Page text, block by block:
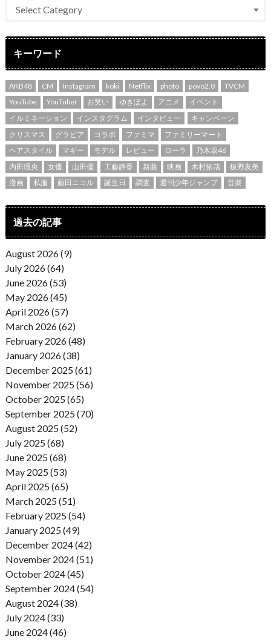
キーワード
AKB48 CM Instagram koki Netflix photo povo2.0
TVCM
YouTube
YouTuber お笑い ゆきぽよ アニメ
イベント
イルミネーション
インスタグラム インタビュー
キャンペーン
クリスマス
グラビア コラボ ファミマ
ファミリーマート
ヘアスタイル
マギー モデル レビュー ローラ
乃木坂46
内田理央
女優 山田優 工藤静香 新曲 映画 木村拓哉
板野友美
漫画
私服 藤田ニコル 誕生日 調査 週刊少年ジャンプ 音楽
過去の記事
August 2026 (9)
July 2026 (64)
June 2026 (53)
May 2026 (45)
April 2026 (57)
March 2026 (62)
February 2026 (48)
January 2026 (38)
December 2025 (61)
November 2025 (56)
October 2025 (65)
September 2025 (70)
August 2025 (52)
July 2025 (68)
June 2025 (68)
May 2025 (53)
April 2025 (65)
March 2025 (51)
February 2025 (54)
January 2025 (49)
December 2024 (42)
November 2024 (51)
October 2024 (45)
September 2024 (54)
August 2024 (38)
July 2024 (33)
June 2024 (46)